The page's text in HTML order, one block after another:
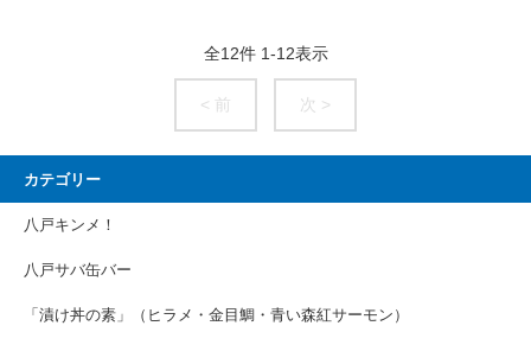
全12件 1-12表示
< 前 次 >
カテゴリー
八戸キンメ！
八戸サバ缶バー
「漬け丼の素」（ヒラメ・金目鯛・青い森紅サーモン）